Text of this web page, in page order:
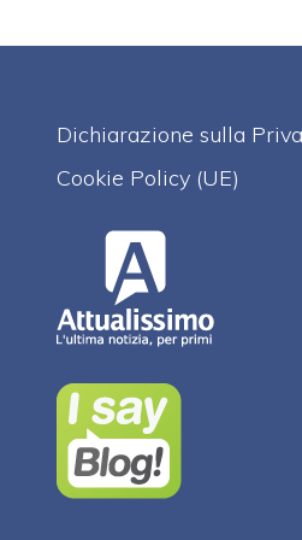
Dichiarazione sulla
Cookie Policy (UE)